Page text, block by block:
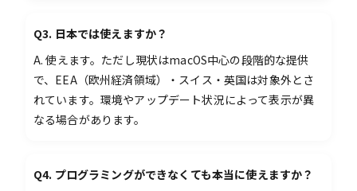
Q3. 日本では使えますか？
A. 使えます。ただし現状はmacOS中心の段階的な提供
で、EEA（欧州経済領域）・スイス・英国は対象外とさ
れています。環境やアップデート状況によって表示が異
なる場合があります。
Q4. プログラミングができなくても本当に使えますか？